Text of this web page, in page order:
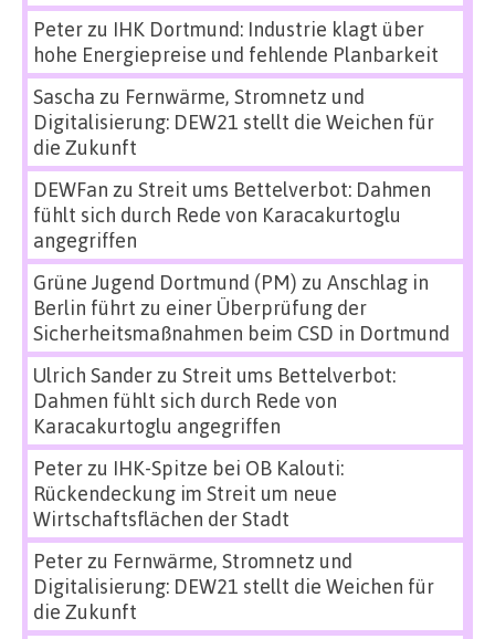
Peterzu IHK Dortmund: Industrie klagt über
hohe Energiepreise und fehlende Planbarkeit
Sascha zu Fernwärme, Stromnetz und
Digitalisierung: DEW21 stellt die Weichen für
die Zukunft
DEWFan zu Streit ums Bettelverbot: Dahmen
fühlt sich durch Rede von Karacakurtoglu
angegriffen
Grüne Jugend Dortmund (PM) zu Anschlag in
Berlin führt zu einer Überprüfung der
Sicherheitsmaßnahmen beim CSD in Dortmund
Ulrich Sanderzu Streit ums Bettelverbot:
Dahmen fühlt sich durch Rede von
Karacakurtoglu angegriffen
Peterzu IHK-Spitze bei OB Kalouti:
Rückendeckung im Streit um neue
Wirtschaftsflächen der Stadt
Peterzu Fernwärme, Stromnetz und
Digitalisierung: DEW21 stellt die Weichen für
die Zukunft